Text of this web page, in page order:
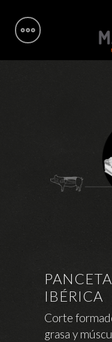
IBÉRICA
Corte
grasa y